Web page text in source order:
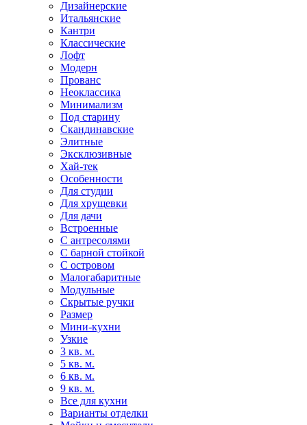
Дизайнерские
Итальянские
Кантри
Классические
Лофт
Модерн
Прованс
Неоклассика
Минимализм
Под старину
Скандинавские
Элитные
Эксклюзивные
Хай-тек
Особенности
Для студии
Для хрущевки
Для дачи
Встроенные
С антресолями
С барной стойкой
С островом
Малогабаритные
Модульные
Скрытые ручки
Размер
Мини-кухни
Узкие
3 кв. м.
5 кв. м.
6 кв. м.
9 кв. м.
Все для кухни
Варианты отделки